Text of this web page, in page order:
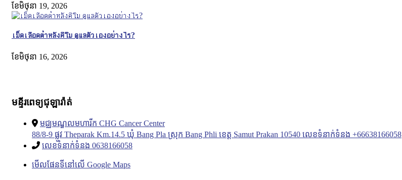
ខែ​មិថុនា 19, 2026
เม็ดเลือดต่ำหลังคีโม ดูแลตัวเองอย่างไร?
ខែ​មិថុនា 16, 2026
មន្ទីរពេទ្យជុឡារ៉ាត់
មជ្ឈមណ្ឌលមហារីក CHG Cancer Center
88/8-9 ផ្លូវ Theparak Km.14.5 ឃុំ Bang Pla ស្រុក Bang Phli ខេត្ត Samut Prakan 10540 លេខទំនាក់ទំនង +66638166058
លេខទំនាក់ទំនង 0638166058
មើលផែនទីនៅលើ Google Maps